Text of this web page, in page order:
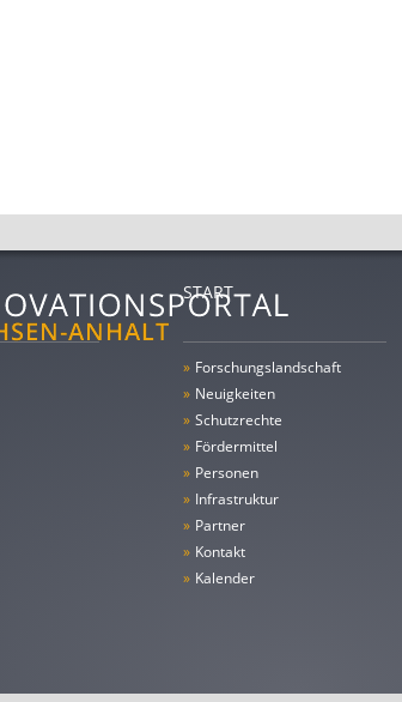
START
» Forschungs­landschaft
» Neuigkeiten
» Schutzrechte
» Fördermittel
» Personen
» Infrastruktur
» Partner
» Kontakt
» Kalender